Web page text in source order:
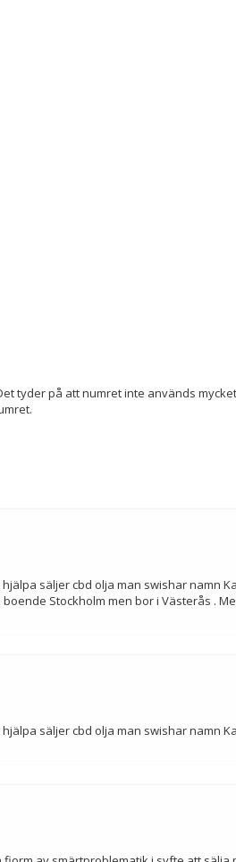
tyder på att numret inte används
säljer cbd olja man swishar namn
Stockholm men bor i Västerås .
säljer cbd olja man swishar namn